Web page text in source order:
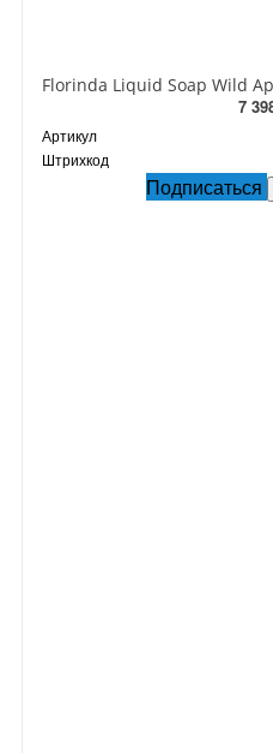
7
Артикул
Штрихкод
Подписаться